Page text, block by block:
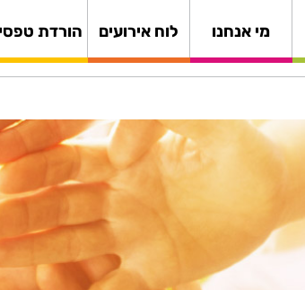
מי אנחנו לוח אירועים הורדת